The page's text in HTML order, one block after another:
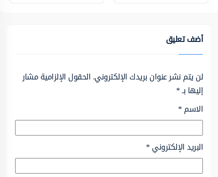
أضف تعليق
لن يتم نشر عنوان بريدك الإلكتروني. الحقول الإلزامية مشار
إليها بـ*
الاسم*
البريد الإلكتروني*